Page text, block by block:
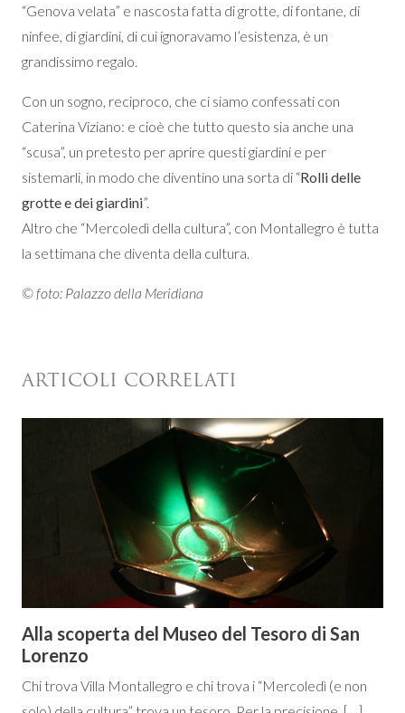
“Genova velata” e nascosta fatta di grotte, di fontane, di
ninfee, di giardini, di cui ignoravamo l’esistenza, è un
grandissimo regalo.
Con un sogno, reciproco, che ci siamo confessati con
Caterina Viziano: e cioè che tutto questo sia anche una
“scusa”, un pretesto per aprire questi giardini e per
sistemarli, in modo che diventino una sorta di “Rolli delle
grotte e dei giardini”.
Altro che “Mercoledì della cultura”, con Montallegro è tutta
la settimana che diventa della cultura.
© foto: Palazzo della Meridiana
ARTICOLI CORRELATI
Alla scoperta del Museo del Tesoro di San
Lorenzo
Chi trova Villa Montallegro e chi trova i “Mercoledì (e non